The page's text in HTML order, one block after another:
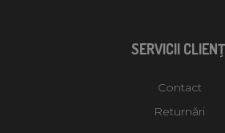
SERVICII
Contact
Returnări